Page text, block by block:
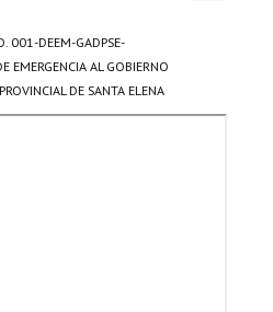
001-DEEM-GADPSE-
EMERGENCIA AL GOBIERNO
DE SANTA ELENA